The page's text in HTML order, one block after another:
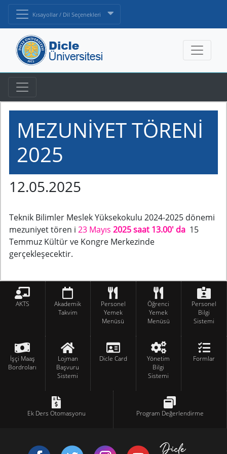
Kısayollar / Dil Seçenekleri
MEZUNİYET TÖRENİ
2025
12.05.2025
Teknik Bilimler Meslek Yüksekokulu 2024-2025 dönemi
mezuniyet tören i 23 Mayıs 2025 saat 13.00' da 15
Temmuz Kültür ve Kongre Merkezinde
gerçekleşecektir.
AKTS
Akademik
Takvim
Personel
Yemek
Menüsü
Öğrenci
Yemek
Menüsü
Personel
Bilgi
Sistemi
İşçi Maaş
Bordroları
Lojman
Başvuru
Sistemi
Dicle Card
Yönetim
Bilgi
Sistemi
Formlar
Ek Ders Otomasyonu Program Değerlendirme